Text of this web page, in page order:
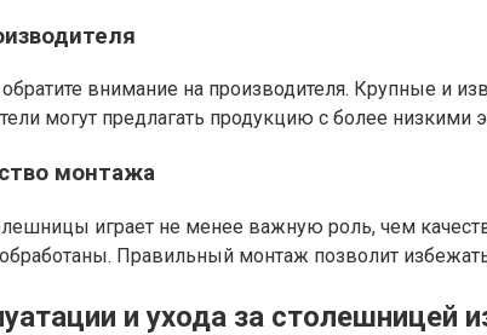
внимание на производителя. Крупные и
могут предлагать продукцию с более низкими
монтажа
играет не менее важную роль, чем
Правильный монтаж позволит
и ухода за столешницей